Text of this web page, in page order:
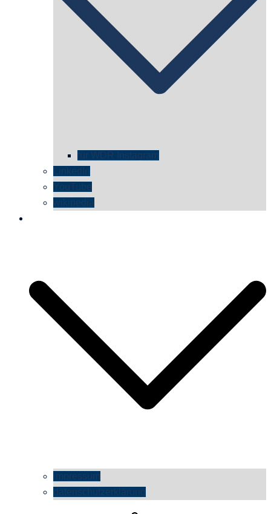
für WDR Instagram
LinkedIn
YouTube
wikipedia
impressum
datenschutzerklärung